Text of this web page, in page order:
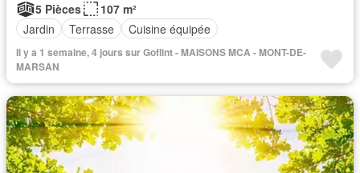
5 Pièces
107 m²
Jardin
Terrasse Cuisine équipée
Il y a 1 semaine, 4 jours sur Goflint - MAISONS MCA - MONT-DE-
MARSAN